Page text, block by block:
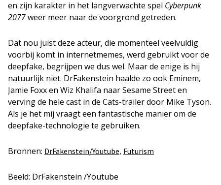
en zijn karakter in het langverwachte spel Cyberpunk
2077weer meer naar de voorgrond getreden.
Dat nou juist deze acteur, die momenteel veelvuldig
voorbij komt in internetmemes, werd gebruikt voor de
deepfake, begrijpen we dus wel. Maar de enige is hij
natuurlijk niet. DrFakenstein haalde zo ook Eminem,
Jamie Foxx en Wiz Khalifa naar Sesame Street en
verving de hele cast in de Cats-trailer door Mike Tyson.
Als je het mij vraagt een fantastische manier om de
deepfake-technologie te gebruiken.
Bronnen: DrFakenstein/Youtube, Futurism
Beeld: DrFakenstein /Youtube